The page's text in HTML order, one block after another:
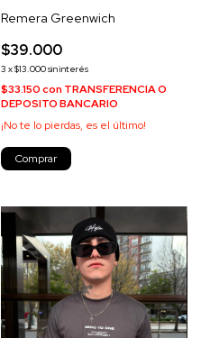
Remera Greenwich
$39.000
3 x$13.000sin interés
$33.150conTRANSFERENCIA O
DEPOSITO BANCARIO
¡No te lo pierdas, es el último!
Comprar